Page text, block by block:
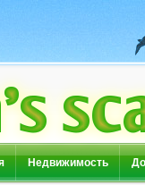
Недвижимость